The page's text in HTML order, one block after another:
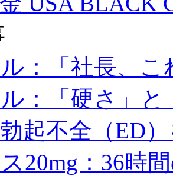
：「社長、こ
：「硬さ」と
起不全（ED
20mg：36時